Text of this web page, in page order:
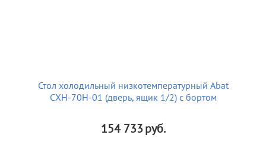
Стол холодильный низкотемпературный Abat
СХН-70Н-01 (дверь, ящик 1/2) с бортом
154 733руб.